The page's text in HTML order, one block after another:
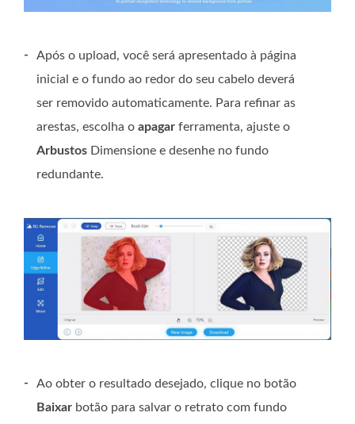
-
Após o upload, você será apresentado à página
inicial e o fundo ao redor do seu cabelo deverá
ser removido automaticamente. Para refinar as
arestas, escolha o apagar ferramenta, ajuste o
Arbustos Dimensione e desenhe no fundo
redundante.
-
Ao obter o resultado desejado, clique no botão
Baixar botão para salvar o retrato com fundo